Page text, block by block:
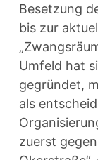
Besetzung
bis zur
Umfeld hat
gegründet,
als
zuerst